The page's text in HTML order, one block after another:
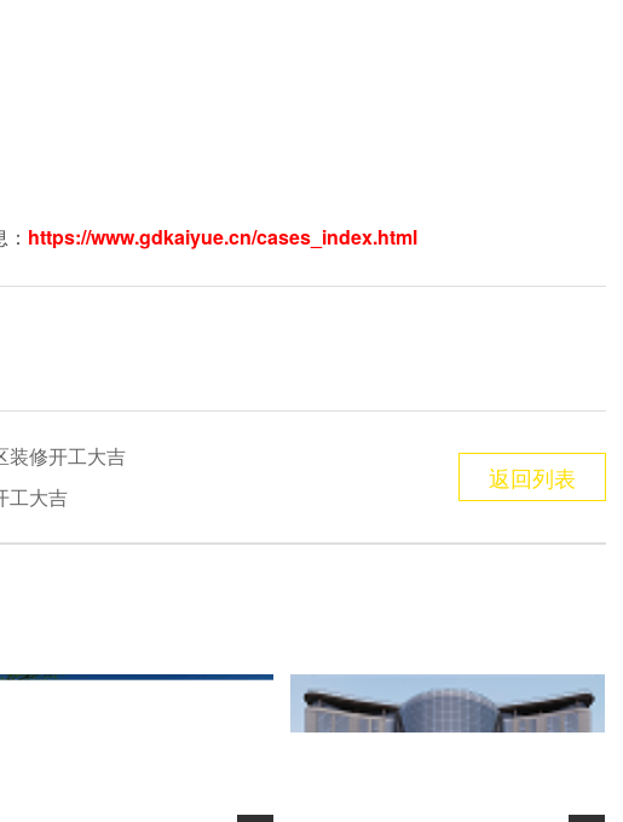
https://www.gdkaiyue.cn/cases_index.html
装修开工大吉
工大吉
返回列表